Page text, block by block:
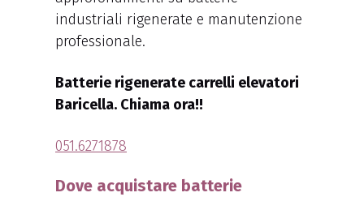
industriali rigenerate e manutenzione
professionale.
Batterie rigenerate carrelli elevatori
Baricella. Chiama ora!!
051.6271878
Dove acquistare batterie